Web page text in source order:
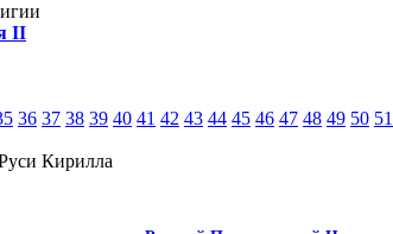
II
36 37 38 39 40 41 42 43 44 45 46 47 48 49 50 51
Кирилла